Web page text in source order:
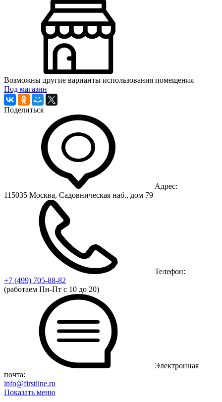
Возможны другие варианты использования помещения
Под магазин
Поделиться
Адрес:
115035 Москва, Садовническая наб., дом 79
Телефон:
+7 (499) 705-88-82
(работаем Пн-Пт с 10 до 20)
Электронная
почта:
info@firstline.ru
Показать меню